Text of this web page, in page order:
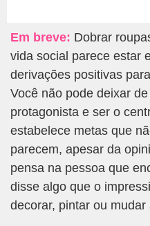
Em breve: Dobrar
vida social parece estar
derivações positivas
Você não pode deixar
protagonista e ser o
estabelece metas que
parecem, apesar da
pensa na pessoa que
disse algo que o
decorar, pintar ou mudar